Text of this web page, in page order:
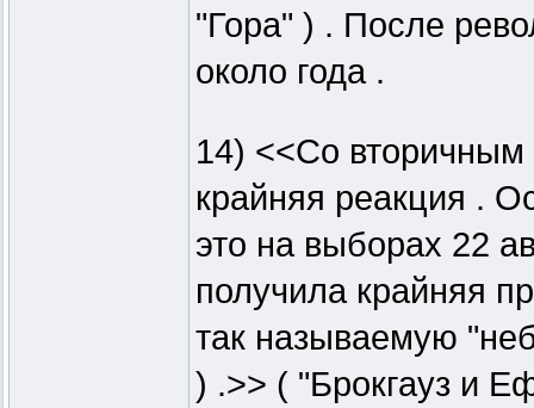
"Гора" ) . После
около года .
14) <<Со
крайняя реакция .
это на выборах 22
получила крайняя
так называемую
) .>> ( "Брокгауз и